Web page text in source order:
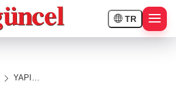
TR
YAPI